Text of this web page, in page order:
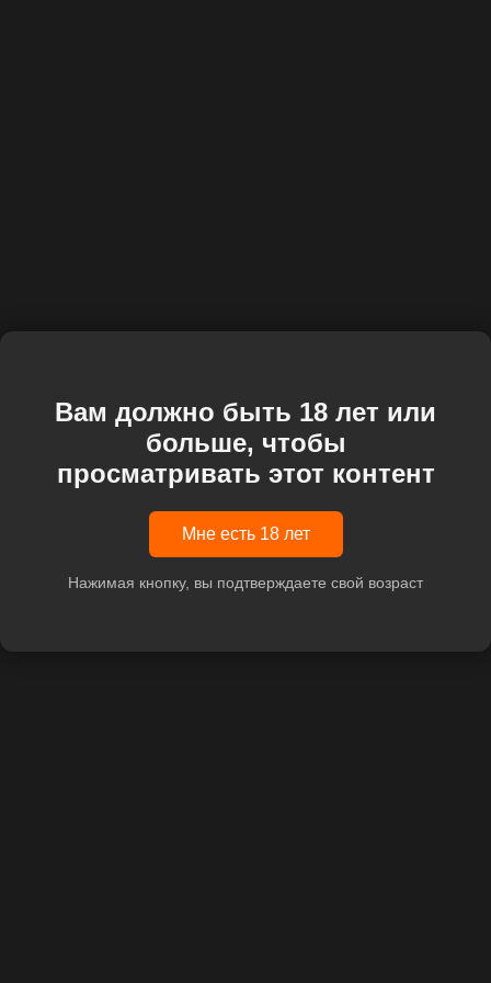
Вам должно быть 18 лет или
больше, чтобы
просматривать этот контент
Мне есть 18 лет
Нажимая кнопку, вы подтверждаете свой возраст